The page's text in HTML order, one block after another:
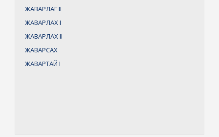
ЖАВАРЛАГII
ЖАВАРЛАХI
ЖАВАРЛАХII
ЖАВАРСАХ
ЖАВАРТАЙ I